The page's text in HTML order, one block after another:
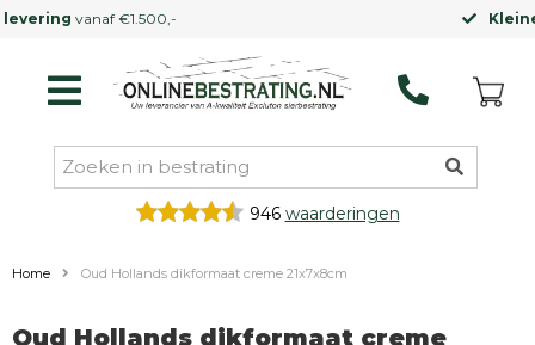
Kleinere vrachtwagen
946 waarderingen
Home Oud Hollands dikformaat creme 21x7x8cm
Oud Hollands dikformaat creme